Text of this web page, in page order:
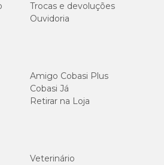
Trocas e devoluções
Ouvidoria
Amigo Cobasi Plus
Cobasi Já
Retirar na Loja
Veterinário